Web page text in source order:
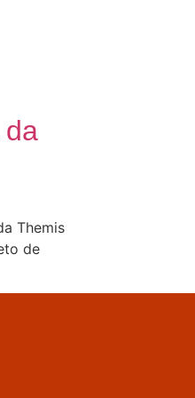
da
Themis
de